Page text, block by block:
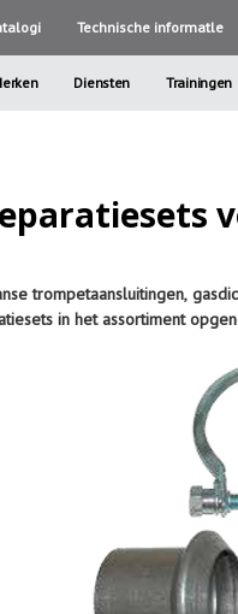
Technische informatle
Diensten Trainingen
trompetaansluitingen,
in het assortiment